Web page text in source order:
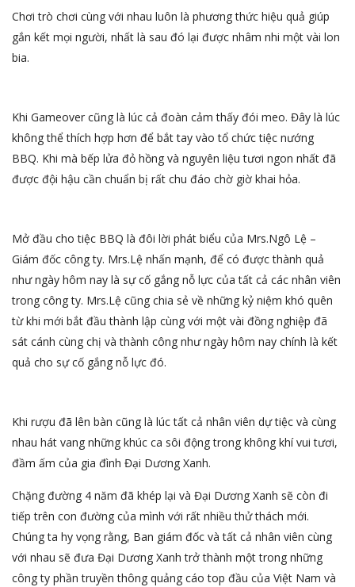
Chơi trò chơi cùng với nhau luôn là phương thức hiệu quả giúp
gắn kết mọi người, nhất là sau đó lại được nhâm nhi một vài lon
bia.
Khi Gameover cũng là lúc cả đoàn cảm thấy đói meo. Đây là lúc
không thể thích hợp hơn để bắt tay vào tổ chức tiệc nướng
BBQ. Khi mà bếp lửa đỏ hồng và nguyên liệu tươi ngon nhất đã
được đội hậu cần chuẩn bị rất chu đáo chờ giờ khai hỏa.
Mở đầu cho tiệc BBQ là đôi lời phát biểu của Mrs.Ngô Lệ –
Giám đốc công ty. Mrs.Lệ nhấn mạnh, để có được thành quả
như ngày hôm nay là sự cố gắng nỗ lực của tất cả các nhân viên
trong công ty. Mrs.Lệ cũng chia sẻ về những kỷ niệm khó quên
từ khi mới bắt đầu thành lập cùng với một vài đồng nghiệp đã
sát cánh cùng chị và thành công như ngày hôm nay chính là kết
quả cho sự cố gắng nỗ lực đó.
Khi rượu đã lên bàn cũng là lúc tất cả nhân viên dự tiệc và cùng
nhau hát vang những khúc ca sôi động trong không khí vui tươi,
đầm ấm của gia đình Đại Dương Xanh.
Chặng đường 4 năm đã khép lại và Đại Dương Xanh sẽ còn đi
tiếp trên con đường của mình với rất nhiều thử thách mới.
Chúng ta hy vọng rằng, Ban giám đốc và tất cả nhân viên cùng
với nhau sẽ đưa Đại Dương Xanh trở thành một trong những
công ty phần truyền thông quảng cáo top đầu của Việt Nam và